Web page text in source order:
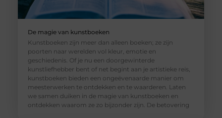
De magie van kunstboeken
Kunstboeken zijn meer dan alleen boeken; ze zijn
poorten naar werelden vol kleur, emotie en
geschiedenis. Of je nu een doorgewinterde
kunstliefhebber bent of net begint aan je artistieke reis,
kunstboeken bieden een ongeëvenaarde manier om
meesterwerken te ontdekken en te waarderen. Laten
we samen duiken in de magie van kunstboeken en
ontdekken waarom ze zo bijzonder zijn. De betovering